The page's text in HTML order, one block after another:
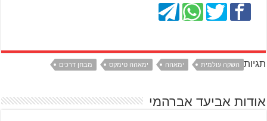
תגיות השקה עולמית ימאהה ימאהה טימקס מבחן דרכים
אודות אביעד אברהמי